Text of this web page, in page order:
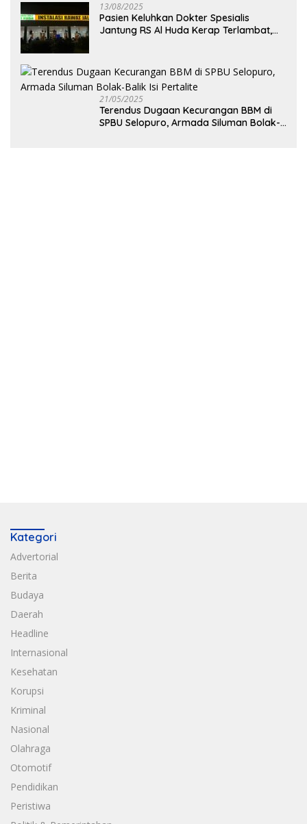
13/08/2025
Pasien Keluhkan Dokter Spesialis
Jantung RS Al Huda Kerap Terlambat,
21/05/2025
Terendus Dugaan Kecurangan BBM di
SPBU Selopuro, Armada Siluman Bolak-
Kategori
Advertorial
Berita
Budaya
Daerah
Headline
Internasional
Kesehatan
Korupsi
Kriminal
Nasional
Olahraga
Otomotif
Pendidikan
Peristiwa